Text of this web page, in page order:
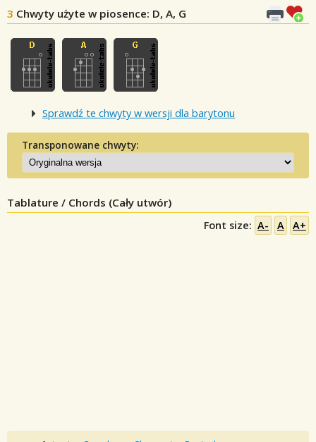
3 Chwyty użyte w piosence: D, A, G
Sprawdź te chwyty w wersji dla barytonu
Transponowane chwyty:
Tablature / Chords (Cały utwór)
Font size: A- A A+